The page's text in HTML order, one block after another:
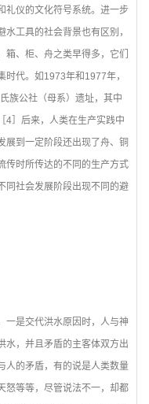
礼仪的文化符号系统。进一步
工具的社会背景也有区别，
、柜、舟之类早得多，它们
代。如1973年和1977年，
族公社（母系）遗址，其中
4］后来，人类在生产实践中
展到一定阶段还出现了舟、铜
传时所传达的不同的生产方式
同社会发展阶段出现不同的避
一是交代洪水原因时，人与神
水，并且矛盾的主客体双方出
人的矛盾，有的说是人类数量
怒等等，尽管说法不一，却都